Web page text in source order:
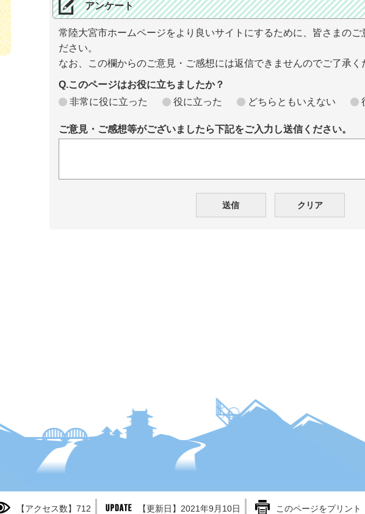
アンケート
常陸大宮市ホームページをより良いサイトにするために、皆さまのご
ださい。
なお、この欄からのご意見・ご感想には返信できませんのでご了承く
Q.このページはお役に立ちましたか？
非常に役に立った
役に立った どちらともいえない
ご意見・ご感想等がございましたら下記をご入力し送信ください。
【アクセス数】 712 【更新日】 2021年9月10日 このページをプリント